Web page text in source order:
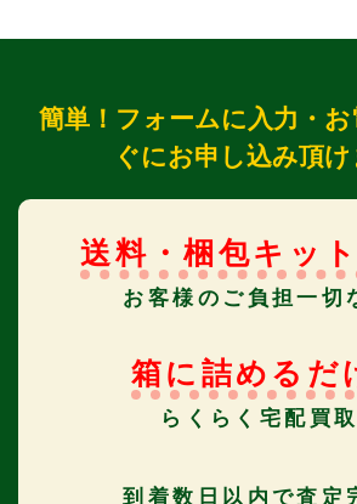
簡単！フォームに入力・
ぐにお申し込み頂け
送料・梱包キット
お客様のご負担一切
箱に詰めるだ
らくらく宅配買取
到着数日以内で査定